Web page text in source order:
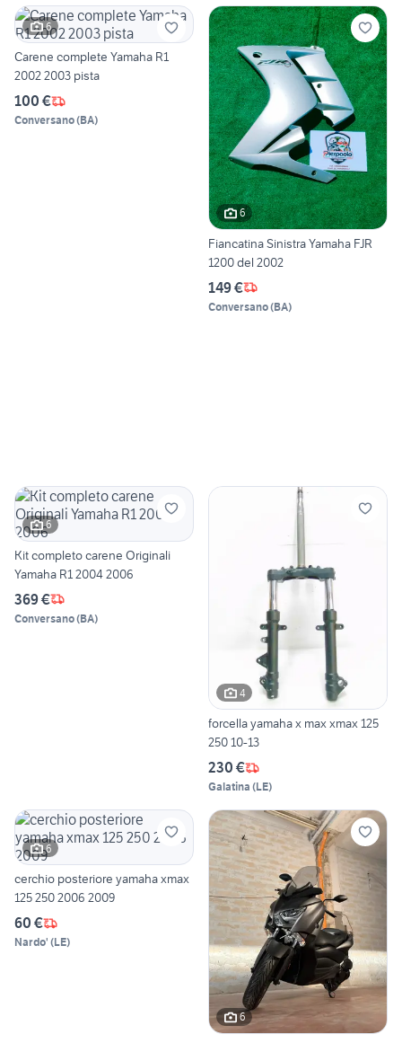
6
Carene complete Yamaha R1
2002 2003 pista
100 €
Conversano(BA)
6
Fiancatina Sinistra Yamaha FJR
1200 del 2002
149 €
Conversano(BA)
6
Kit completo carene Originali
Yamaha R1 2004 2006
369 €
Conversano(BA)
4
forcella yamaha x max xmax 125
250 10-13
230 €
Galatina (LE)
6
cerchio posteriore yamaha xmax
125 250 2006 2009
60 €
Nardo' (LE)
6